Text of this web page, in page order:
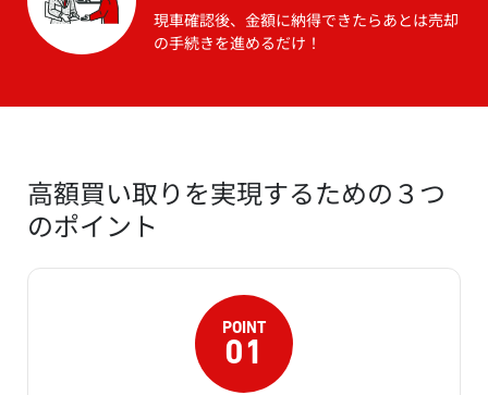
現車確認後、金額に納得できたらあとは売却
の手続きを進めるだけ！
高額買い取りを実現するための３つ
のポイント